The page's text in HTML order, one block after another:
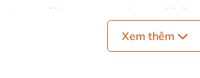
trạng rối loạn cương dương
sử dụng đều đánh giá cao về độ
của sản phẩm này.
Xem thêm